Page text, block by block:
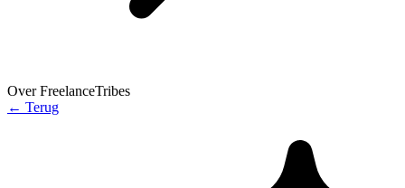
Over FreelanceTribes
← Terug